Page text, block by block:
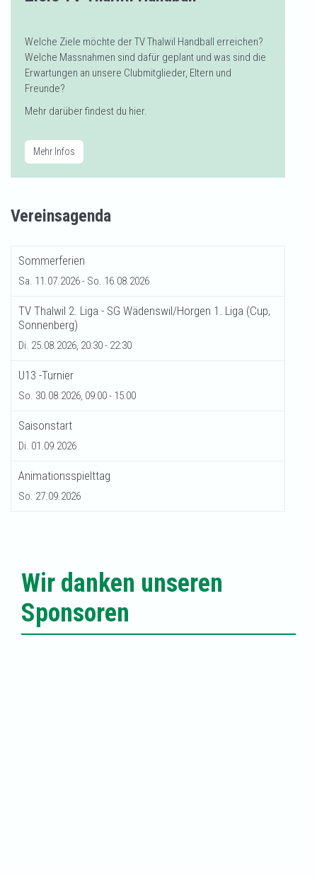
Welche Ziele möchte der TV Thalwil Handball erreichen?
Welche Massnahmen sind dafür geplant und was sind die
Erwartungen an unsere Clubmitglieder, Eltern und
Freunde?
​​​​​​​Mehr darüber findest du hier.
Mehr Infos
Vereinsagenda
Sommerferien
Sa. 11.07.2026- So. 16.08.2026
TV Thalwil 2. Liga - SG Wädenswil/Horgen 1. Liga (Cup,
Sonnenberg)
Di. 25.08.2026, 20:30 - 22:30
U13 -Turnier
So. 30.08.2026, 09:00 - 15:00
Saisonstart
Di. 01.09.2026
Animationsspielttag
So. 27.09.2026
Wir danken unseren
Sponsoren